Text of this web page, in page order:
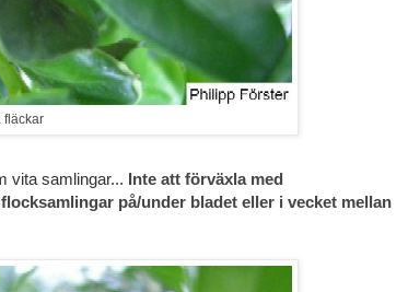
fläckar
vita samlingar... Inte att förväxla med
på/under bladet eller i vecket mellan